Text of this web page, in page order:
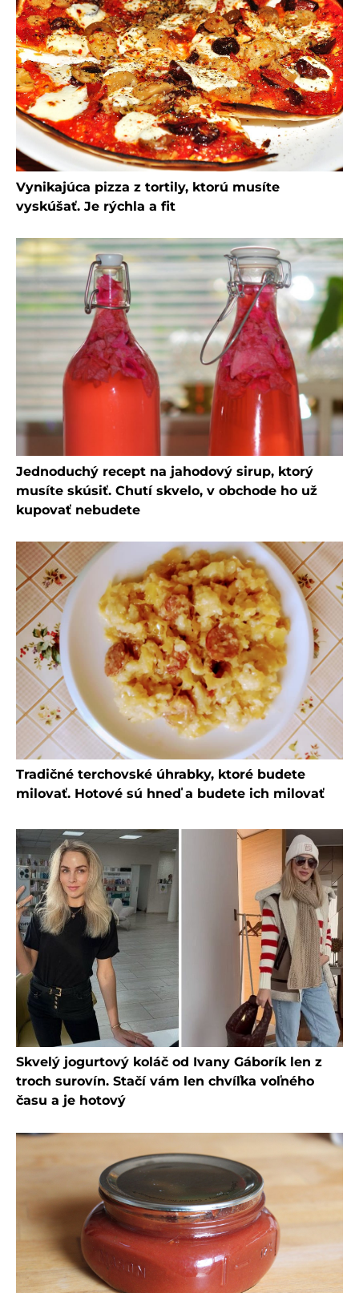
Vynikajúca pizza z tortily, ktorú musíte
vyskúšať. Je rýchla a fit
Jednoduchý recept na jahodový sirup, ktorý
musíte skúsiť. Chutí skvelo, v obchode ho už
kupovať nebudete
Tradičné terchovské úhrabky, ktoré budete
milovať. Hotové sú hneď a budete ich milovať
Skvelý jogurtový koláč od Ivany Gáborík len z
troch surovín. Stačí vám len chvíľka voľného
času a je hotový